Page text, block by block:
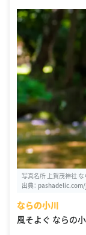
写真名所 上賀茂神社
出典：
ならの小川
風そよぐ ならの